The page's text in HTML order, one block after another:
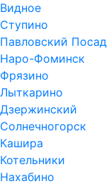
Видное
Ступино
Павловский Посад
Наро-Фоминск
Фрязино
Лыткарино
Дзержинский
Солнечногорск
Кашира
Котельники
Нахабино